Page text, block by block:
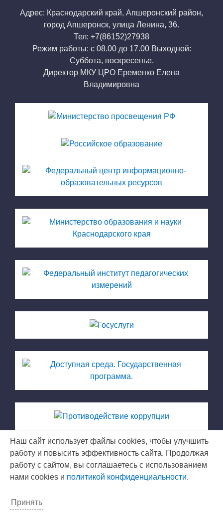
Адрес: Краснодарский край, Апшеронский район,
город Апшеронск, улица Ленина, 36.
Тел: +7(86152)27938
Режим работы: с 08.00 до 17.00 Выходной:
Суббота, воскресенье.
Директор МКУ ЦРО Еременко Елена
Владимировна
МКУ ЦРО © 2026
Наш сайт использует файлы cookies, чтобы улучшить
работу и повысить эффективность сайта. Продолжая
работу с сайтом, вы соглашаетесь с использованием
нами cookies и политикой конфиденциальности.
Принять